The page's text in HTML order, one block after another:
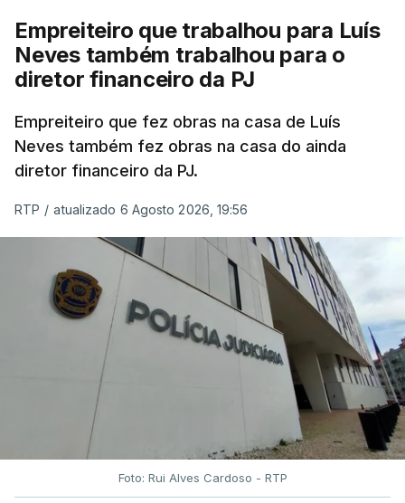
Empreiteiro que trabalhou para Luís
Neves também trabalhou para o
diretor financeiro da PJ
Empreiteiro que fez obras na casa de Luís
Neves também fez obras na casa do ainda
diretor financeiro da PJ.
RTP / atualizado 6 Agosto 2026, 19:56
Foto: Rui Alves Cardoso - RTP